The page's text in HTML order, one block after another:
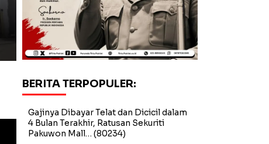
Hasut Pedagang di
Provokator Pedagang
Hasut Pedagang di Masjid, Dirut PTMP Polisikan
BERITA TERPOPULER:
Gajinya Dibayar Telat dan Dicicil dalam
4 Bulan Terakhir, Ratusan Sekuriti
Pakuwon Mall… (80234)